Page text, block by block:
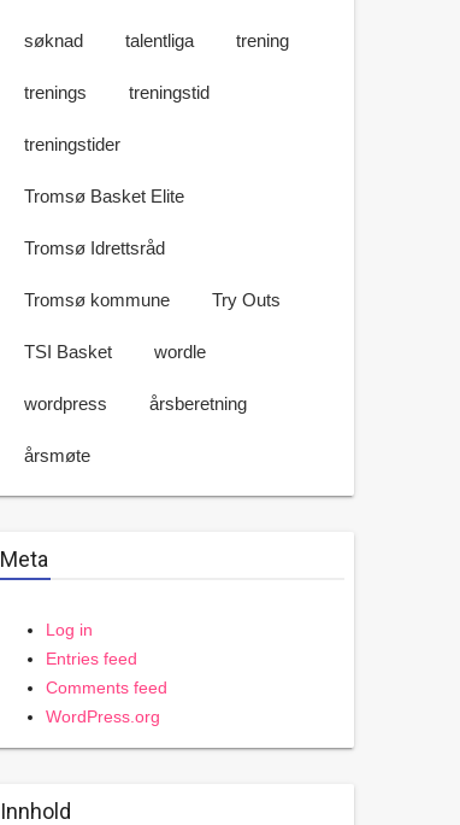
søknad talentliga trening
trenings treningstid
treningstider
Tromsø Basket Elite
Tromsø Idrettsråd
Tromsø kommune Try Outs
TSI Basket wordle
wordpress årsberetning
årsmøte
Meta
Log in
Entries feed
Comments feed
WordPress.org
Innhold